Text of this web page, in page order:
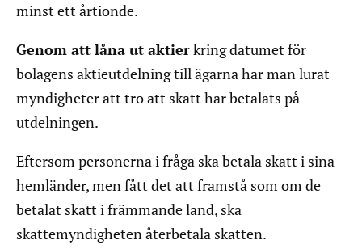
minst ett årtionde.
Genom att låna ut aktierkring datumet för
bolagens aktieutdelning till ägarna har man lurat
myndigheter att tro att skatt har betalats på
utdelningen.
Eftersom personerna i fråga ska betala skatt i sina
hemländer, men fått det att framstå som om de
betalat skatt i främmande land, ska
skattemyndigheten återbetala skatten.